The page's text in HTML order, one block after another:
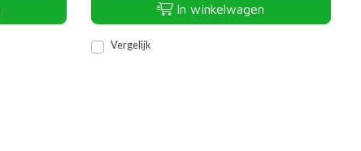
In winkelwagen
Vergelijk